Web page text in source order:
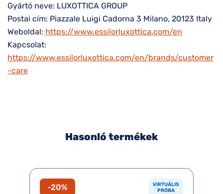
Gyártó neve: LUXOTTICA GROUP
Postai cím: Piazzale Luigi Cadorna 3 Milano, 20123 Italy
Weboldal: https://www.essilorluxottica.com/en
Kapcsolat:
https://www.essilorluxottica.com/en/brands/customer
-care
Hasonló termékek
-20%
VIRTUÁLIS
PRÓBA